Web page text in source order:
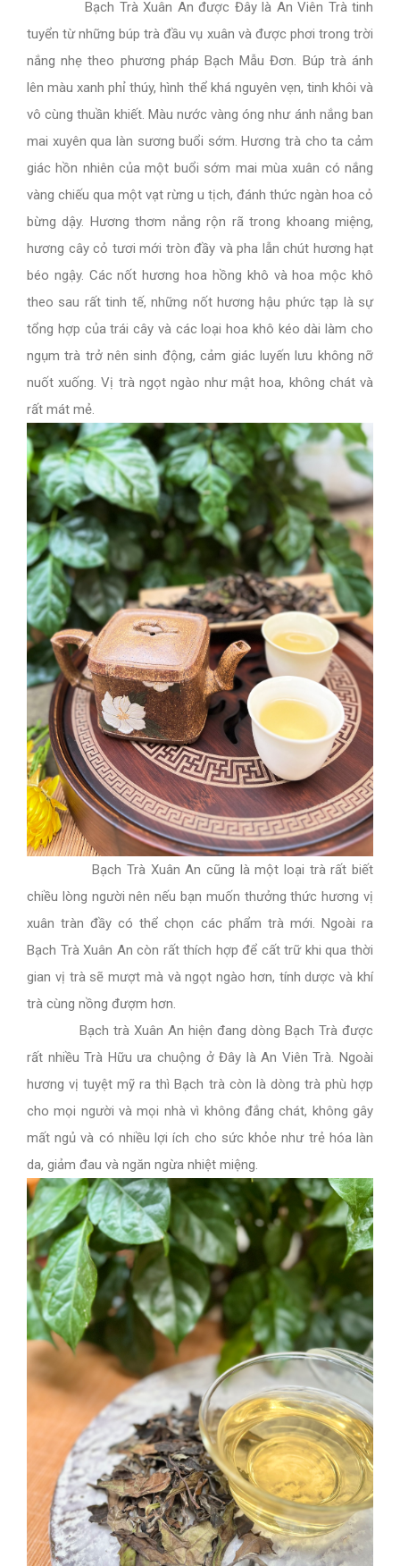
Bạch Trà Xuân An được Đây là An Viên Trà tinh
tuyển từ những búp trà đầu vụ xuân và được phơi trong trời
nắng nhẹ theo phương pháp Bạch Mẫu Đơn. Búp trà ánh
lên màu xanh phỉ thúy, hình thể khá nguyên vẹn, tinh khôi và
vô cùng thuần khiết. Màu nước vàng óng như ánh nắng ban
mai xuyên qua làn sương buổi sớm. Hương trà cho ta cảm
giác hồn nhiên của một buổi sớm mai mùa xuân có nắng
vàng chiếu qua một vạt rừng u tịch, đánh thức ngàn hoa cỏ
bừng dậy. Hương thơm nắng rộn rã trong khoang miệng,
hương cây cỏ tươi mới tròn đầy và pha lẫn chút hương hạt
béo ngậy. Các nốt hương hoa hồng khô và hoa mộc khô
theo sau rất tinh tế, những nốt hương hậu phức tạp là sự
tổng hợp của trái cây và các loại hoa khô kéo dài làm cho
ngụm trà trở nên sinh động, cảm giác luyến lưu không nỡ
nuốt xuống. Vị trà ngọt ngào như mật hoa, không chát và
rất mát mẻ.
Bạch Trà Xuân An cũng là một loại trà rất biết
chiều lòng người nên nếu bạn muốn thưởng thức hương vị
xuân tràn đầy có thể chọn các phẩm trà mới. Ngoài ra
Bạch Trà Xuân An còn rất thích hợp để cất trữ khi qua thời
gian vị trà sẽ mượt mà và ngọt ngào hơn, tính dược và khí
trà cùng nồng đượm hơn.
Bạch trà Xuân An hiện đang dòng Bạch Trà được
rất nhiều Trà Hữu ưa chuộng ở Đây là An Viên Trà. Ngoài
hương vị tuyệt mỹ ra thì Bạch trà còn là dòng trà phù hợp
cho mọi người và mọi nhà vì không đắng chát, không gây
mất ngủ và có nhiều lợi ích cho sức khỏe như trẻ hóa làn
da, giảm đau và ngăn ngừa nhiệt miệng.